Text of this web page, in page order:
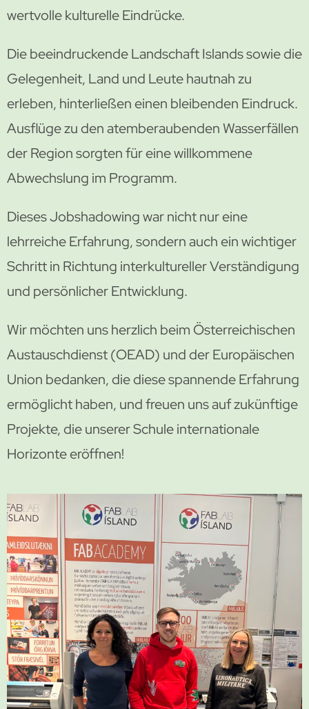
wertvolle kulturelle Eindrücke.
Die beeindruckende Landschaft Islands sowie die
Gelegenheit, Land und Leute hautnah zu
erleben, hinterließen einen bleibenden Eindruck.
Ausflüge zu den atemberaubenden Wasserfällen
der Region sorgten für eine willkommene
Abwechslung im Programm.
Dieses Jobshadowing war nicht nur eine
lehrreiche Erfahrung, sondern auch ein wichtiger
Schritt in Richtung interkultureller Verständigung
und persönlicher Entwicklung.
Wir möchten uns herzlich beim Österreichischen
Austauschdienst (OEAD) und der Europäischen
Union bedanken, die diese spannende Erfahrung
ermöglicht haben, und freuen uns auf zukünftige
Projekte, die unserer Schule internationale
Horizonte eröffnen!